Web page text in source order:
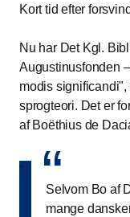
Kort tid efter
Nu har Det Kgl.
Augustinusfonden
modis
sprogteori. Det er
af Boëthius de
“
Selvom Bo af
mange
“